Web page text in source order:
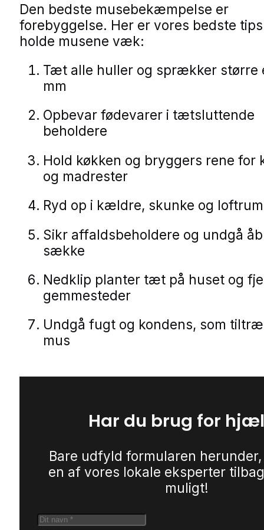
Den bedste musebekæmpelse er
forebyggelse. Her er vores bedste
holde musene væk:
Tæt alle huller og sprækker større
mm
Opbevar fødevarer i tætsluttende
beholdere
Hold køkken og bryggers rene for
og madrester
Ryd op i kældre, skunke og loftrum
Sikr affaldsbeholdere og undgå
sække
Nedklip planter tæt på huset og
gemmesteder
Undgå fugt og kondens, som
mus
Har du brug for
Bare udfyld formularen
en af vores lokale eksperter
muligt!